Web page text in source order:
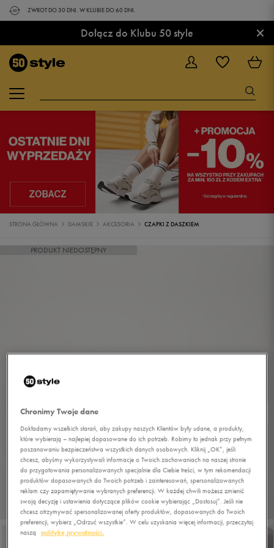
ZWROT DO 30 DNI. W KLUBIE DO 60 DNI.
Dołącz do Klubu 50 style ×
STRONA GŁÓWNA DAMSKIE AKCESORIA CZAPKI Z DASZKIEM
PRODUKT NIEDOSTĘPNY
Chronimy Twoje dane
Dokładamy wszelkich starań, aby zakupy naszych Klientów były udane, a produkty,
które wybierają – najlepiej dopasowane do ich potrzeb. Robimy to jednak przy pełnym
poszanowaniu bezpieczeństwa wszystkich danych osobowych. Kliknij „OK”, jeśli
chcesz, abyśmy wykorzystywali informacje o Twoich zachowaniach na naszej stronie
do przygotowania personalizowanych specjalnie dla Ciebie treści, w tym rekomendacji
produktów dopasowanych do Twoich potrzeb i zainteresowań, spersonalizowanych
reklam czy zapamiętywanie wybranych preferencji. W każdej chwili możesz zmienić
swoją decyzję i ustawienia dotyczące plików cookie wybierając „Dostosuj”. Jeśli nie
chcesz otrzymywać spersonalizowanej oferty produktów, dopasowanych do Twoich
preferencji, wybierz „Odrzuć wszystkie”. W celu uzyskania więcej informacji, przeczytaj
naszą
politykę prywatności.